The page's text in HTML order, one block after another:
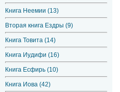
Книга Неемии (13)
Вторая книга Ездры (9)
Книга Товита (14)
Книга Иудифи (16)
Книга Есфирь (10)
Книга Иова (42)